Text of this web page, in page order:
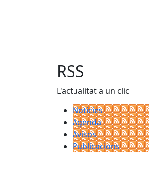
RSS
L'actualitat a un clic
Notícies
Agenda
Avisos
Publicacions